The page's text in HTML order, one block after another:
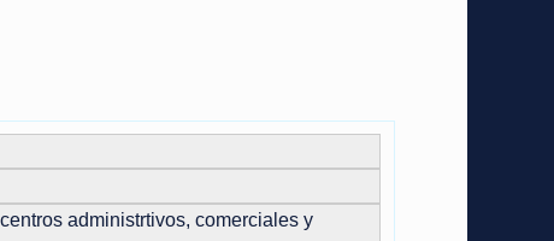
administrtivos, comerciales y